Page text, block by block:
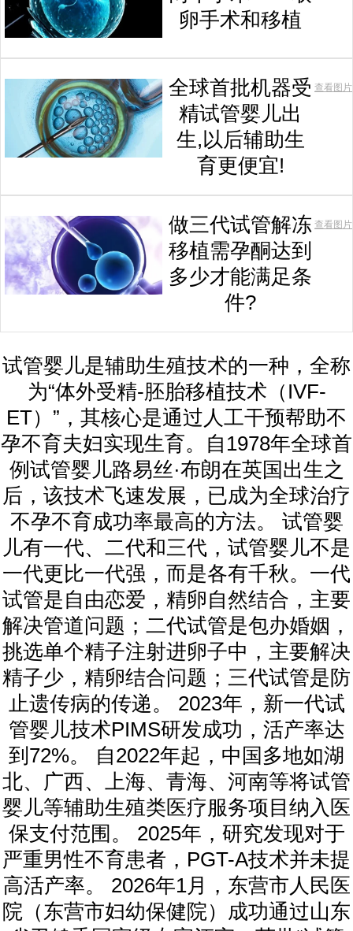
卵手术和移植
全球首批机器受
精试管婴儿出
生,以后辅助生
育更便宜!
查看图片
做三代试管解冻
移植需孕酮达到
多少才能满足条
件?
查看图片
试管婴儿是辅助生殖技术的一种，全称
为“体外受精-胚胎移植技术（IVF-
ET）”，其核心是通过人工干预帮助不
孕不育夫妇实现生育。自1978年全球首
例试管婴儿路易丝·布朗在英国出生之
后，该技术飞速发展，已成为全球治疗
不孕不育成功率最高的方法。 试管婴
儿有一代、二代和三代，试管婴儿不是
一代更比一代强，而是各有千秋。一代
试管是自由恋爱，精卵自然结合，主要
解决管道问题；二代试管是包办婚姻，
挑选单个精子注射进卵子中，主要解决
精子少，精卵结合问题；三代试管是防
止遗传病的传递。 2023年，新一代试
管婴儿技术PIMS研发成功，活产率达
到72%。 自2022年起，中国多地如湖
北、广西、上海、青海、河南等将试管
婴儿等辅助生殖类医疗服务项目纳入医
保支付范围。 2025年，研究发现对于
严重男性不育患者，PGT-A技术并未提
高活产率。 2026年1月，东营市人民医
院（东营市妇幼保健院）成功通过山东